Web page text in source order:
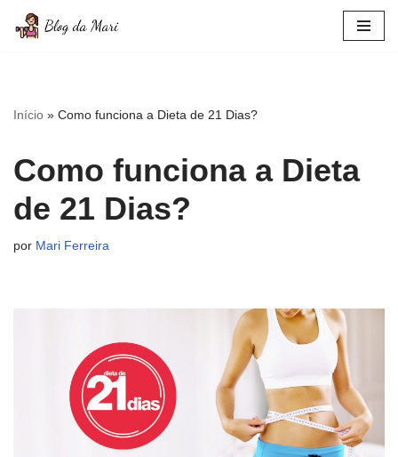
conteúdo
Início » Como funciona a Dieta de 21 Dias?
Como funciona a Dieta
de 21 Dias?
por Mari Ferreira